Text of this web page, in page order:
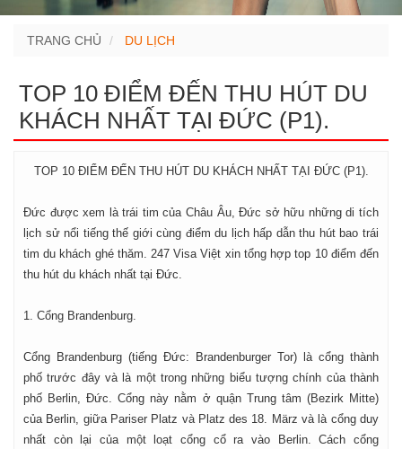
TRANG CHỦ DU LỊCH
TOP 10 ĐIỂM ĐẾN THU HÚT DU
KHÁCH NHẤT TẠI ĐỨC (P1).
TOP 10 ĐIỂM ĐẾN THU HÚT DU KHÁCH NHẤT TẠI ĐỨC (P1).
Đức được xem là trái tim của Châu Âu, Đức sở hữu những di tích
lịch sử nổi tiếng thế giới cùng điểm du lịch hấp dẫn thu hút bao trái
tim du khách ghé thăm. 247 Visa Việt xin tổng hợp top 10 điểm đến
thu hút du khách nhất tại Đức.
1. Cổng Brandenburg.
Cổng Brandenburg (tiếng Đức: Brandenburger Tor) là cổng thành
phố trước đây và là một trong những biểu tượng chính của thành
phố Berlin, Đức. Cổng này nằm ở quận Trung tâm (Bezirk Mitte)
của Berlin, giữa Pariser Platz và Platz des 18. März và là cổng duy
nhất còn lại của một loạt cổng cổ ra vào Berlin. Cách cổng